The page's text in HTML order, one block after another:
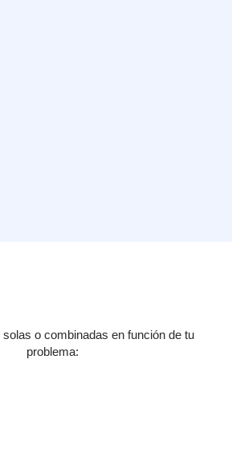
o combinadas en función de tu
problema: